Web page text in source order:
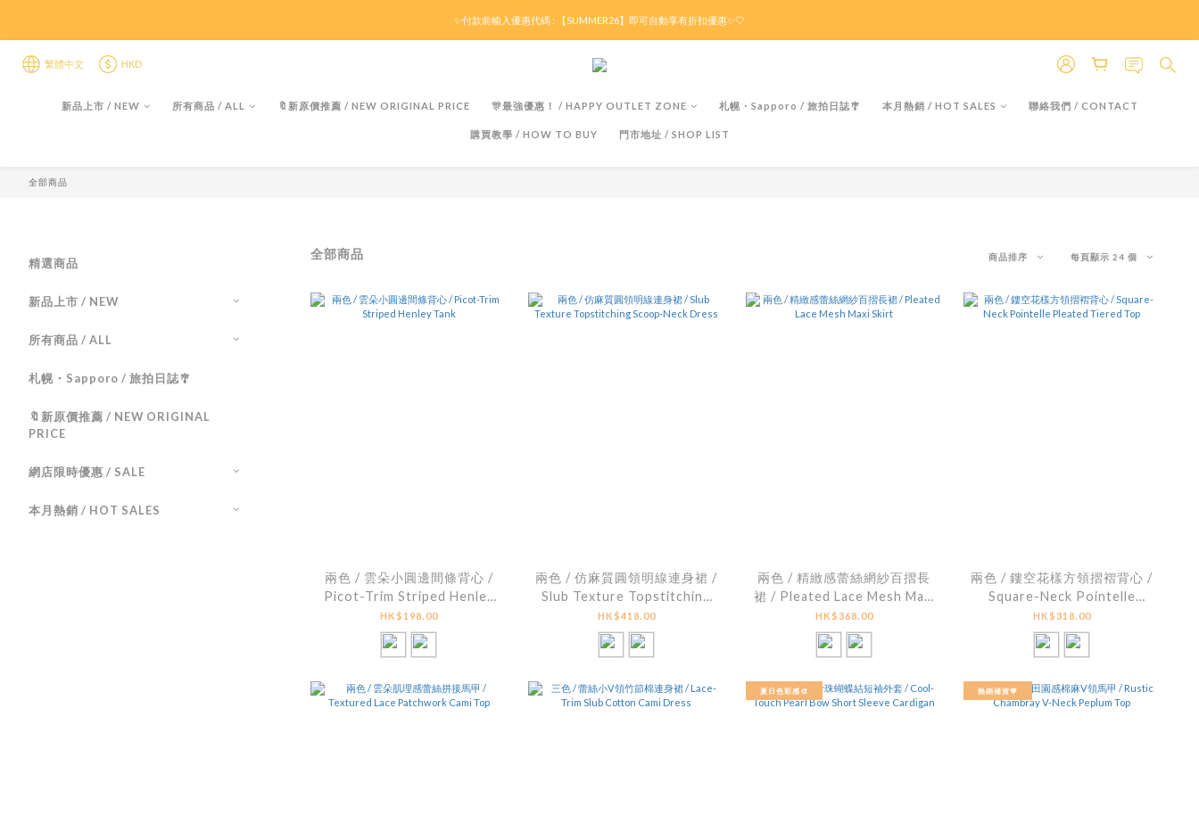
限時折後滿HK$299京東免運 / 折後滿HK$599港澳順豐免運🚚每天3pm前下單現貨最快即日出貨！＊假日除外
✨付款前輸入優惠代碼 : 【SUMMER26】即可自動享有折扣優惠✨🤍
限時折後滿HK$299京東免運 / 折後滿HK$599港澳順豐免運🚚每天3pm前下單現貨最快即日出貨！＊假日除外
繁體中文 HKD
新品上市 / NEW 所有商品 / ALL 🔖新原價推薦 / NEW ORIGINAL PRICE 🎊最強優惠！ / HAPPY OUTLET ZONE 札幌・Sapporo / 旅拍日誌🎐 本月熱銷 / HOT SALES 聯絡我們 / CONTACT
購買教學 / HOW TO BUY 門市地址 / SHOP LIST
全部商品
精選商品
新品上市 / NEW
所有商品 / ALL
札幌・Sapporo / 旅拍日誌🎐
🔖新原價推薦 / NEW ORIGINAL
PRICE
網店限時優惠 / SALE
本月熱銷 / HOT SALES
全部商品 商品排序 每頁顯示 24 個
兩色 / 雲朵小圓邊間條背心 /
Picot-Trim Striped Henley
Tank
HK$198.00
兩色 / 仿麻質圓領明線連身裙 /
Slub Texture Topstitching
Scoop-Neck Dress
HK$418.00
兩色 / 精緻感蕾絲網紗百摺長
裙 / Pleated Lace Mesh Maxi
Skirt
HK$368.00
兩色 / 鏤空花樣方領摺褶背心 /
Square-Neck Pointelle
Pleated Tiered Top
HK$318.00
夏日色彩感🎨 熱銷補貨💙